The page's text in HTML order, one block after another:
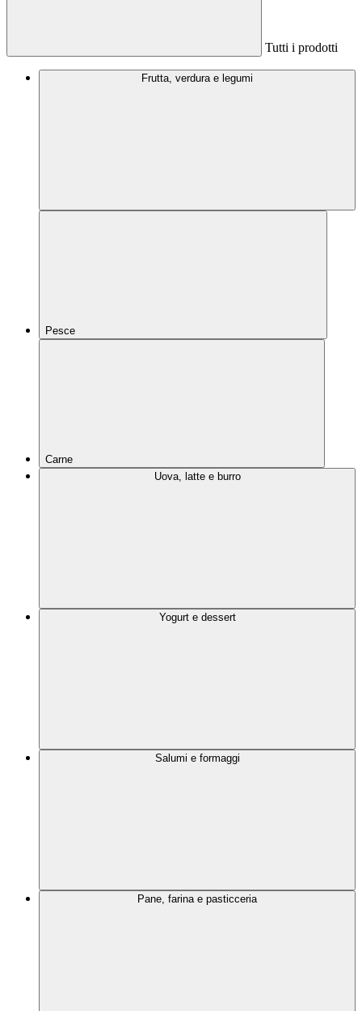
Tutti i prodotti
Frutta, verdura e legumi
Pesce
Carne
Uova, latte e burro
Yogurt e dessert
Salumi e formaggi
Pane, farina e pasticceria